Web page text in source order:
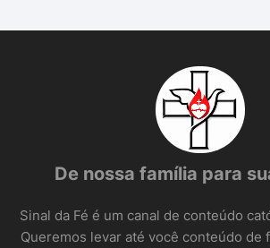
De nossa família para
Sinal da Fé é um canal de conteúdo
Queremos levar até você conteúdo de